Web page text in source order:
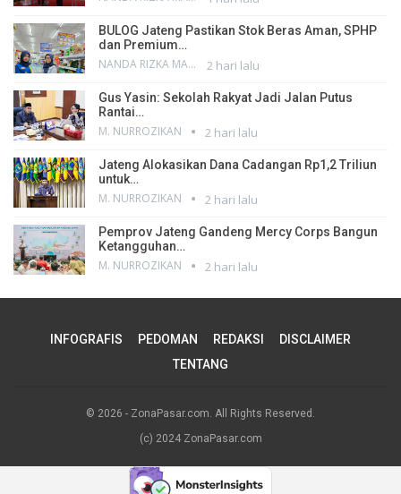
BULOG Jateng Pastikan Stok Beras Aman, SPHP
dan Premium…
NANDA RIZKA MAHENDRA 2 hari lalu
Gus Yasin: Sekolah Rakyat Jadi Jalan Putus
Rantai…
M. NURROZIKAN 2 hari lalu
Jateng Alokasikan Dana Cadangan Rp1,2 Triliun
untuk…
M. NURROZIKAN 2 hari lalu
Pemprov Jateng Gandeng Mercy Corps Bangun
Ketangguhan…
M. NURROZIKAN 2 hari lalu
INFOGRAFIS PEDOMAN REDAKSI
DISCLAIMER
TENTANG
© 2026 - ZonaPasar.com. All Rights Reserved.
(c) 2024 ZonaPasar.com